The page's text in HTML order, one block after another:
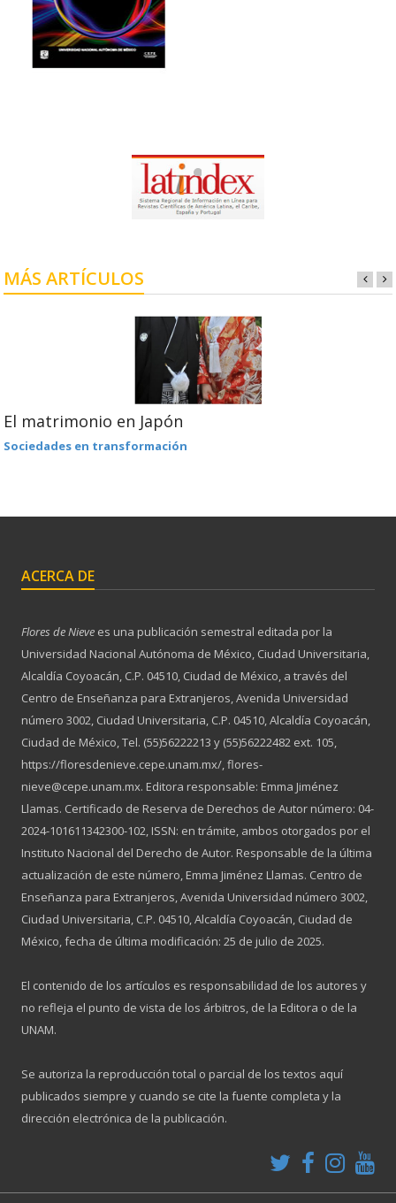
MÁS ARTÍCULOS
El matrimonio en Japón
Sociedades en transformación
ACERCA DE
Flores de Nieve es una publicación semestral editada por la
Universidad Nacional Autónoma de México, Ciudad Universitaria,
Alcaldía Coyoacán, C.P. 04510, Ciudad de México, a través del
Centro de Enseñanza para Extranjeros, Avenida Universidad
número 3002, Ciudad Universitaria, C.P. 04510, Alcaldía Coyoacán,
Ciudad de México, Tel. (55)56222213 y (55)56222482 ext. 105,
https://floresdenieve.cepe.unam.mx/, flores-
nieve@cepe.unam.mx. Editora responsable: Emma Jiménez
Llamas. Certificado de Reserva de Derechos de Autor número: 04-
2024-101611342300-102, ISSN: en trámite, ambos otorgados por el
Instituto Nacional del Derecho de Autor. Responsable de la última
actualización de este número, Emma Jiménez Llamas. Centro de
Enseñanza para Extranjeros, Avenida Universidad número 3002,
Ciudad Universitaria, C.P. 04510, Alcaldía Coyoacán, Ciudad de
México, fecha de última modificación: 25 de julio de 2025.
El contenido de los artículos es responsabilidad de los autores y
no refleja el punto de vista de los árbitros, de la Editora o de la
UNAM.
Se autoriza la reproducción total o parcial de los textos aquí
publicados siempre y cuando se cite la fuente completa y la
dirección electrónica de la publicación.